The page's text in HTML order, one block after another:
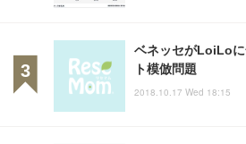
ベネッセがLoiLo
ト模倣問題
2018.10.17 Wed 18:15